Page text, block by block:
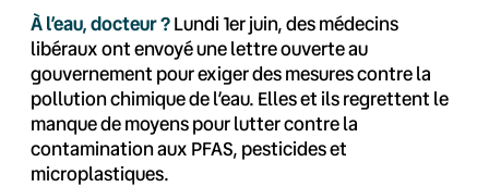
À l’eau, docteur ?Lundi 1er juin, des médecins
libéraux ont envoyé une lettre ouverte au
gouvernement pour exiger des mesures contre la
pollution chimique de l’eau. Elles et ils regrettent le
manque de moyens pour lutter contre la
contamination aux PFAS, pesticides et
microplastiques.